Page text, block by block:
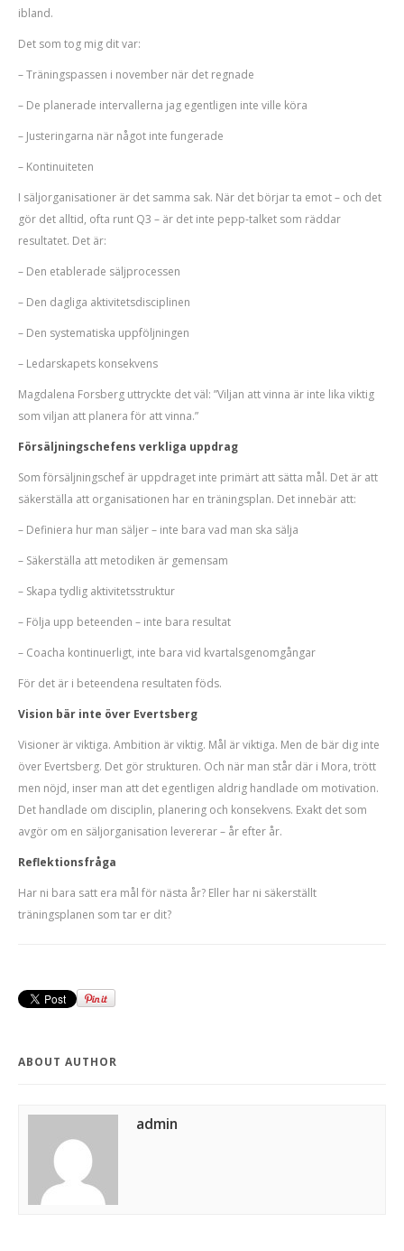
ibland.
Det som tog mig dit var:
– Träningspassen i november när det regnade
– De planerade intervallerna jag egentligen inte ville köra
– Justeringarna när något inte fungerade
– Kontinuiteten
I säljorganisationer är det samma sak. När det börjar ta emot – och det
gör det alltid, ofta runt Q3 – är det inte pepp-talket som räddar
resultatet. Det är:
– Den etablerade säljprocessen
– Den dagliga aktivitetsdisciplinen
– Den systematiska uppföljningen
– Ledarskapets konsekvens
Magdalena Forsberg uttryckte det väl: ”Viljan att vinna är inte lika viktig
som viljan att planera för att vinna.”
Försäljningschefens verkliga uppdrag
Som försäljningschef är uppdraget inte primärt att sätta mål. Det är att
säkerställa att organisationen har en träningsplan. Det innebär att:
– Definiera hur man säljer – inte bara vad man ska sälja
– Säkerställa att metodiken är gemensam
– Skapa tydlig aktivitetsstruktur
– Följa upp beteenden – inte bara resultat
– Coacha kontinuerligt, inte bara vid kvartalsgenomgångar
För det är i beteendena resultaten föds.
Vision bär inte över Evertsberg
Visioner är viktiga. Ambition är viktig. Mål är viktiga. Men de bär dig inte
över Evertsberg. Det gör strukturen. Och när man står där i Mora, trött
men nöjd, inser man att det egentligen aldrig handlade om motivation.
Det handlade om disciplin, planering och konsekvens. Exakt det som
avgör om en säljorganisation levererar – år efter år.
Reflektionsfråga
Har ni bara satt era mål för nästa år? Eller har ni säkerställt
träningsplanen som tar er dit?
ABOUT AUTHOR
admin